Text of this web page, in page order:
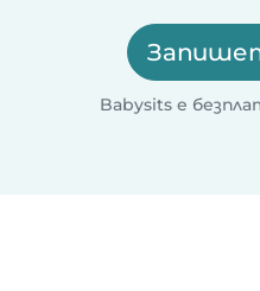
Babysits е